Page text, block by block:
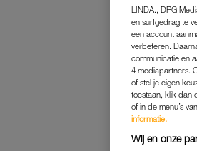
LINDA., DPG
en surfgedrag te
een account
verbeteren.
communicatie en
4 mediapartners.
of stel je eigen
toestaan, klik dan
of in de menu’s
informatie.
Wij en onze